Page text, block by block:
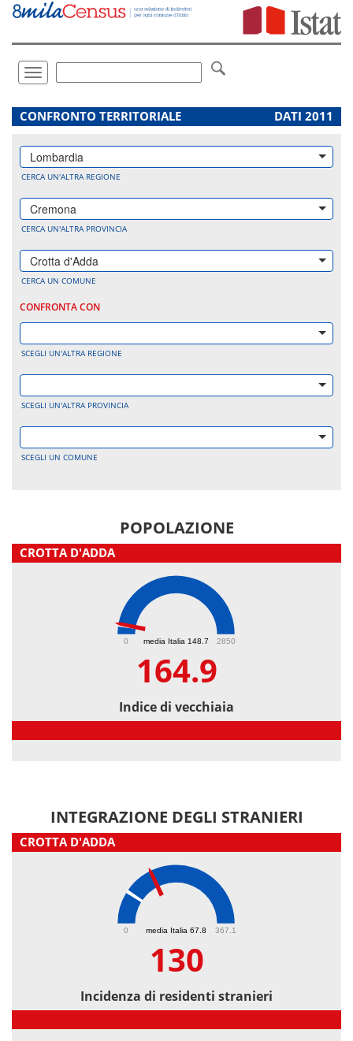
Vai
direttamente
Toggle
navigation
.
CONFRONTO TERRITORIALE DATI 2011
Lombardia
CERCA UN'ALTRA REGIONE
Cremona
CERCA UN'ALTRA PROVINCIA
Crotta d'Adda
CERCA UN COMUNE
CONFRONTA CON
SCEGLI UN'ALTRA REGIONE
SCEGLI UN'ALTRA PROVINCIA
SCEGLI UN COMUNE
POPOLAZIONE
CROTTA D'ADDA
media Italia 148.7
0 2850
164.9
Indice di vecchiaia
INTEGRAZIONE DEGLI STRANIERI
CROTTA D'ADDA
media Italia 67.8
0 367.1
130
Incidenza di residenti stranieri